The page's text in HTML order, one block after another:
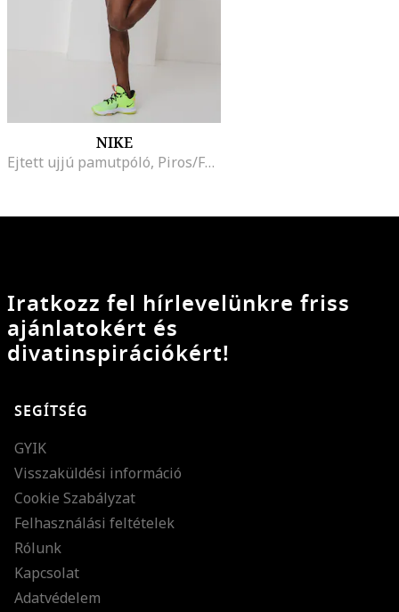
NIKE
Ejtett ujjú pamutpóló, Piros/Fekete
Iratkozz fel hírlevelünkre friss
ajánlatokért és
divatinspirációkért!
SEGÍTSÉG
GYIK
Visszaküldési információ
Cookie Szabályzat
Felhasználási feltételek
Rólunk
Kapcsolat
Adatvédelem